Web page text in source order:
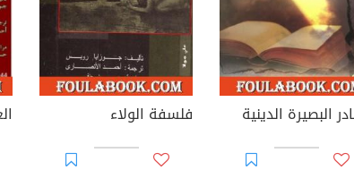
البصيرة الدينية فلسفة الولاء